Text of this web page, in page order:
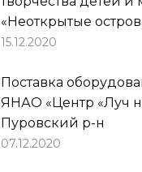
«Неоткрытые
15.12.2020
Поставка
ЯНАО «Центр «Луч
Пуровский р-н
07.12.2020